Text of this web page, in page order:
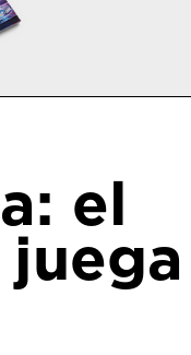
el